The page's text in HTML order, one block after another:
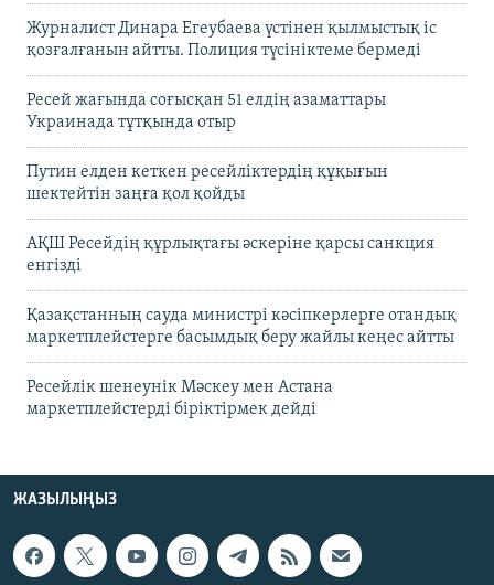
Журналист Динара Егеубаева үстінен қылмыстық іс
қозғалғанын айтты. Полиция түсініктеме бермеді
Ресей жағында соғысқан 51 елдің азаматтары
Украинада тұтқында отыр
Путин елден кеткен ресейліктердің құқығын
шектейтін заңға қол қойды
АҚШ Ресейдің құрлықтағы әскеріне қарсы санкция
енгізді
Қазақстанның сауда министрі кәсіпкерлерге отандық
маркетплейстерге басымдық беру жайлы кеңес айтты
Ресейлік шенеунік Мәскеу мен Астана
маркетплейстерді біріктірмек дейді
ЖАЗЫЛЫҢЫЗ